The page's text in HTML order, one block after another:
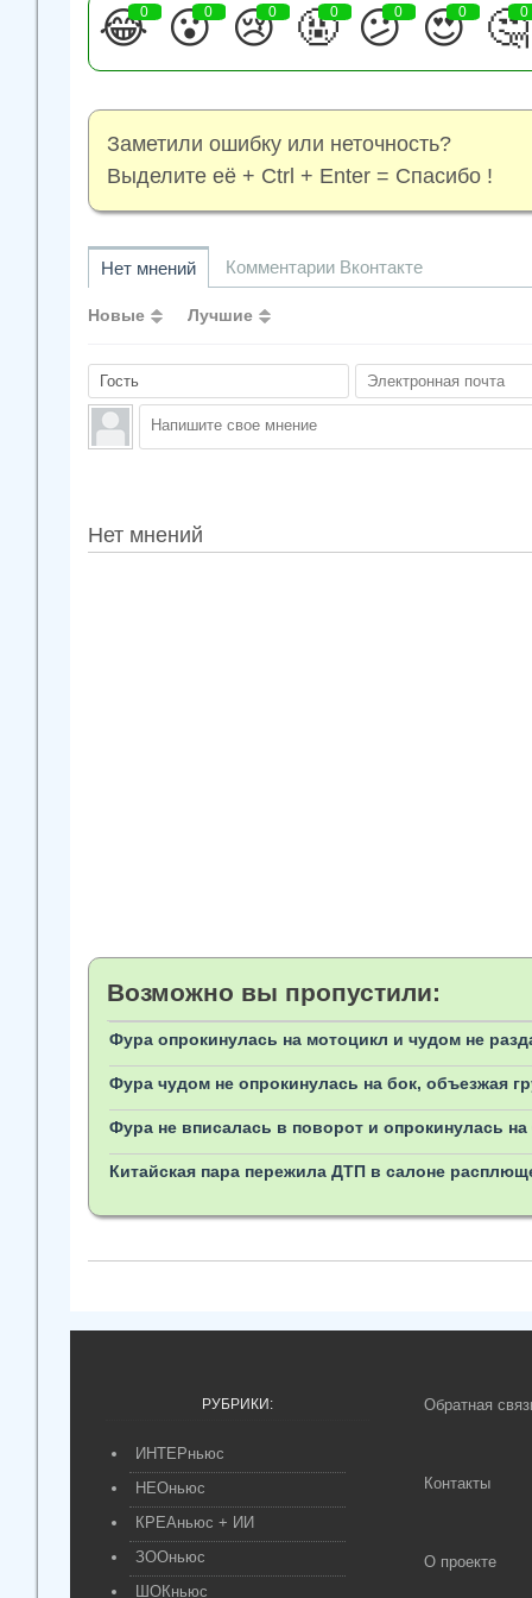
😂
0 😮
0 😢
0 🤬
0 😕
0 😍
0 🤔
0
Заметили ошибку или неточность?
Выделите её + Ctrl + Enter = Спасибо !
Нет мнений Комментарии Вконтакте
Новые Лучшие
Нет мнений
Возможно вы пропустили:
Фура опрокинулась на мотоцикл и чудом не
Фура чудом не опрокинулась на бок, объезжая
Фура не вписалась в поворот и опрокинулась
Китайская пара пережила ДТП в салоне
РУБРИКИ:
ИНТЕРньюс
НЕОньюс
КРЕАньюс + ИИ
ЗООньюс
ШОКньюс
Обратная
Контакты
О проекте